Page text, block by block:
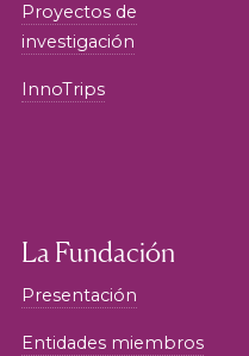
Proyectos de
investigación
InnoTrips
La Fundación
Presentación
Entidades miembros